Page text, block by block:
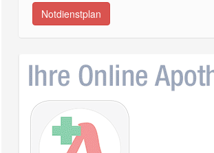
Notdienstplan